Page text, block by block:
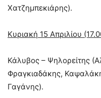
Χατζημπεκιάρης).
Κυριακή 15 Απριλίου
Κάλυβος – Ψηλορείτης
Φραγκιαδάκης,
Γαγάνης).